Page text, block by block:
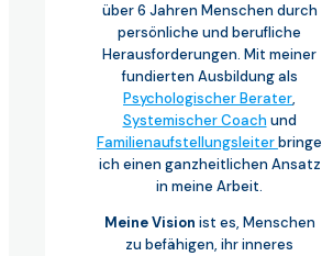
über 6 Jahren Menschen durch
persönliche und berufliche
Herausforderungen. Mit meiner
fundierten Ausbildung als
Psychologischer Berater,
Systemischer Coach und
Familienaufstellungsleiterbringe
ich einen ganzheitlichen Ansatz
in meine Arbeit.
Meine Vision ist es, Menschen
zu befähigen, ihr inneres